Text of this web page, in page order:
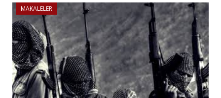
MAKALELER